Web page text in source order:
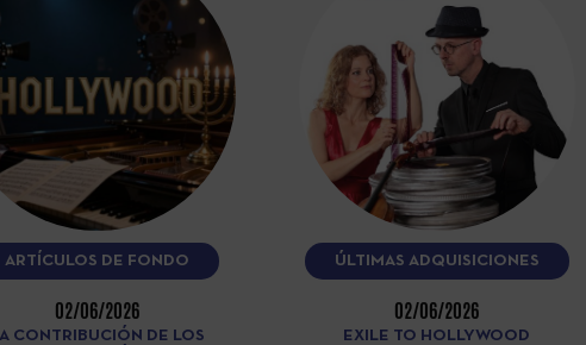
ARTÍCULOS DE FONDO
02/06/2026
CONTRIBUCIÓN DE LOS
ÚLTIMAS ADQUISICIONES
02/06/2026
EXILE TO HOLLYWOOD